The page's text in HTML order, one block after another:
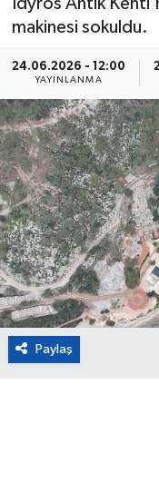
İdyros Antik
makinesi sokuldu.
24.06.2026 - 12:00
YAYINLANMA
Paylaş
Yaşam
Asayiş
Dünya
Eğitim
Sağlık
Magazin
Turizm
Çevre
Son Dakika
Haber Arşivi